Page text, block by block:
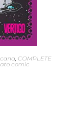
, COMPLETE
comic